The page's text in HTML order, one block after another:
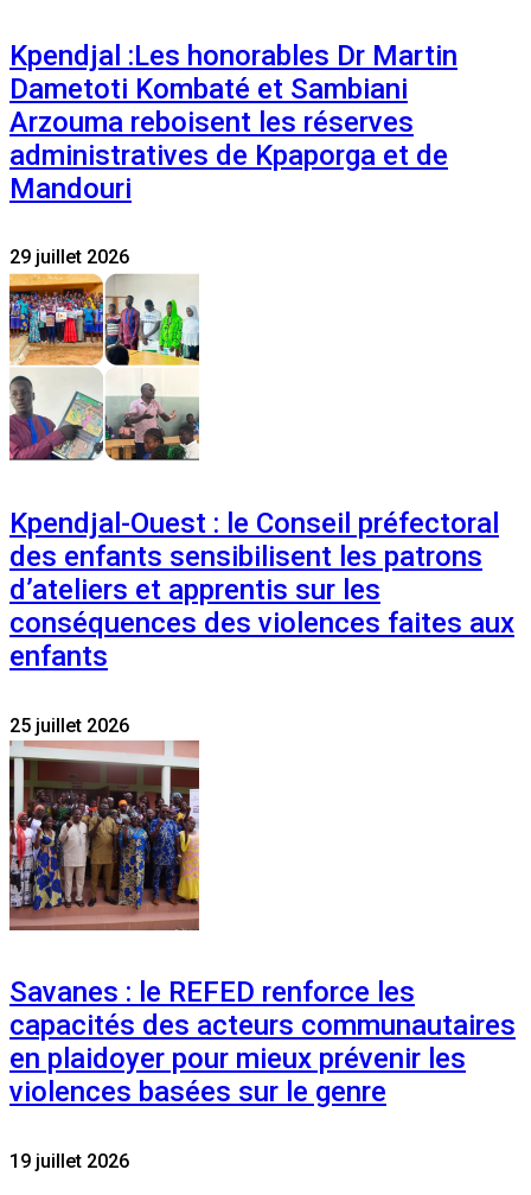
Kpendjal :Les honorables Dr Martin
Dametoti Kombaté et Sambiani
Arzouma reboisent les réserves
administratives de Kpaporga et de
Mandouri
29 juillet 2026
Kpendjal-Ouest : le Conseil préfectoral
des enfants sensibilisent les patrons
d’ateliers et apprentis sur les
conséquences des violences faites aux
enfants
25 juillet 2026
Savanes : le REFED renforce les
capacités des acteurs communautaires
en plaidoyer pour mieux prévenir les
violences basées sur le genre
19 juillet 2026